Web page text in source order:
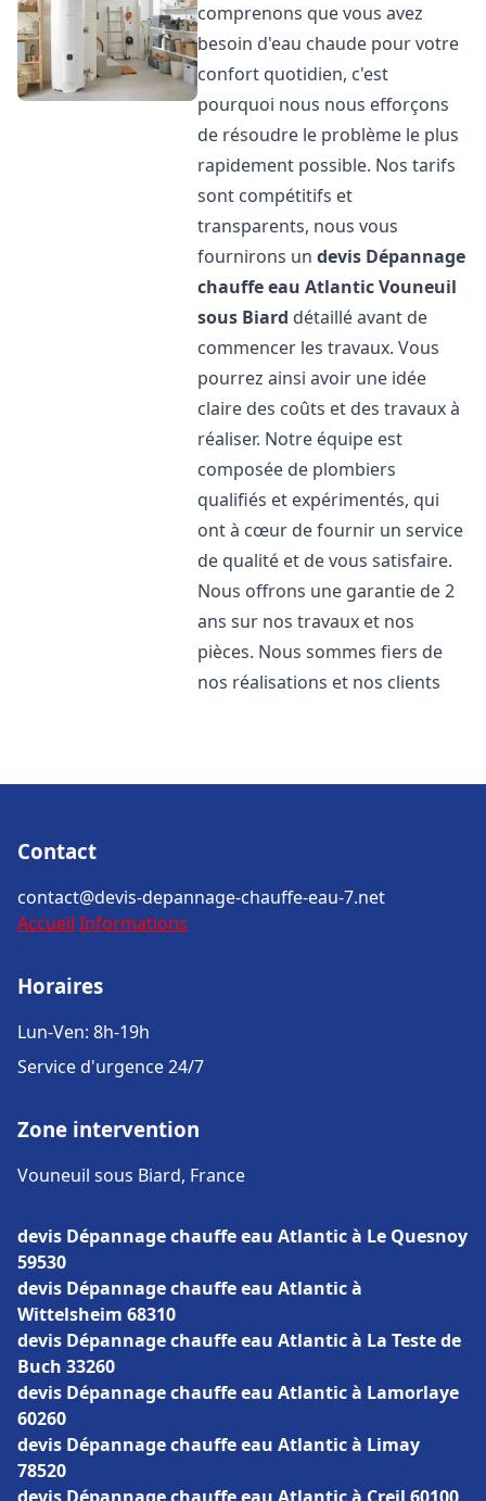
comprenons que vous avez
besoin d'eau chaude pour votre
confort quotidien, c'est
pourquoi nous nous efforçons
de résoudre le problème le plus
rapidement possible. Nos tarifs
sont compétitifs et
transparents, nous vous
fournirons undevis Dépannage
chauffe eau AtlanticVouneuil
sous Biard détaillé avant de
commencer les travaux. Vous
pourrez ainsi avoir une idée
claire des coûts et des travaux à
réaliser. Notre équipe est
composée de plombiers
qualifiés et expérimentés, qui
ont à cœur de fournir un service
de qualité et de vous satisfaire.
Nous offrons une garantie de 2
ans sur nos travaux et nos
pièces. Nous sommes fiers de
nos réalisations et nos clients
Contact
contact@devis-depannage-chauffe-eau-7.net
Accueil Informations
Horaires
Lun-Ven: 8h-19h
Service d'urgence 24/7
Zone intervention
Vouneuil sous Biard, France
devis Dépannage chauffe eau Atlantic à Le Quesnoy
59530
devis Dépannage chauffe eau Atlantic à
Wittelsheim 68310
devis Dépannage chauffe eau Atlantic à La Teste de
Buch 33260
devis Dépannage chauffe eau Atlantic à Lamorlaye
60260
devis Dépannage chauffe eau Atlantic à Limay
78520